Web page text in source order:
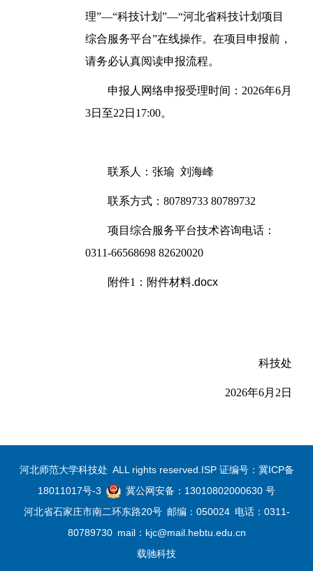
理”—“科技计划”—“河北省科技计划项目
综合服务平台”在线操作。在项目申报前，
请务必认真阅读申报流程。
申报人网络申报受理时间：2026年6月
3日至22日17:00。
联系人：张瑜 刘海峰
联系方式：80789733 80789732
项目综合服务平台技术咨询电话：
0311-66568698 82620020
附件1： 附件材料.docx
科技处
2026年6月2日
河北师范大学科技处 ALL rights reserved.ISP 证编号： 冀ICP备
18011017号-3
冀公网安备：13010802000630 号
河北省石家庄市南二环东路20号 邮编：050024 电话：0311-
80789730 mail：kjc@mail.hebtu.edu.cn
载驰科技